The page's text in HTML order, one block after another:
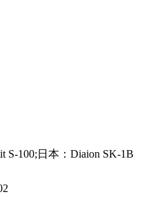
S-100;日本：Diaion SK-1B